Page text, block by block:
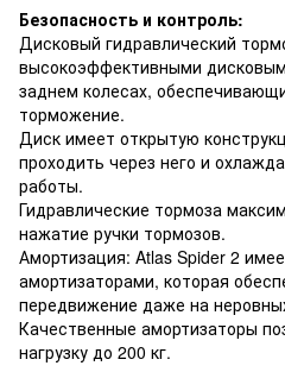
Безопасность и контроль:
Дисковый гидравлический
высокоэффективными
заднем колесах,
торможение.
Диск имеет открытую
проходить через него и
работы.
Гидравлические тормоза
нажатие ручки тормозов.
Амортизация: Atlas Spider 2
амортизаторами, которая
передвижение даже на
Качественные амортизаторы
нагрузку до 200 кг.